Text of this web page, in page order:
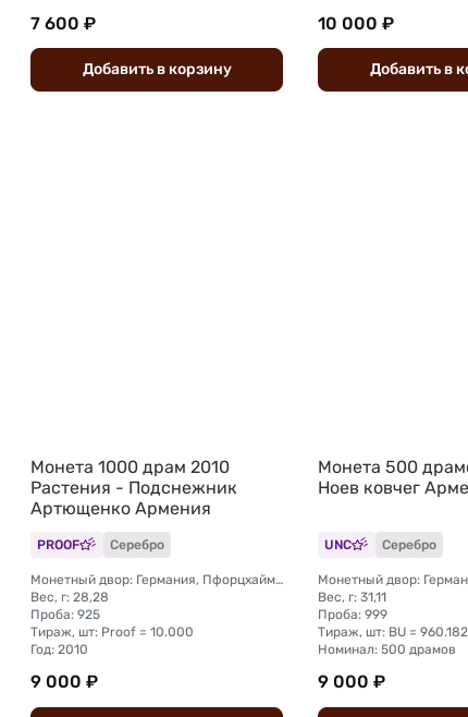
7 600 ₽
Добавить вкорзину
10 000 ₽
Добавить в
Монета 1000 драм 2010
Растения - Подснежник
Артющенко Армения
PROOF Серебро
Монетный двор: Германия, Пфорцхайм (BH Mayer Mint)
Вес, г: 28,28
Проба: 925
Тираж, шт: Proof = 10.000
Год: 2010
9 000 ₽
Монета 500
Ноев ковчег
UNC Серебро
Монетный двор:
Вес, г: 31,11
Проба: 999
Тираж, шт: BU = 960.182
Номинал: 500 драмов
9 000 ₽